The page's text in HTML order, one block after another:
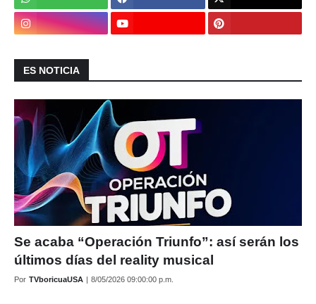
ES NOTICIA
Se acaba “Operación Triunfo”: así serán los
últimos días del reality musical
Por TVboricuaUSA | 8/05/2026 09:00:00 p.m.